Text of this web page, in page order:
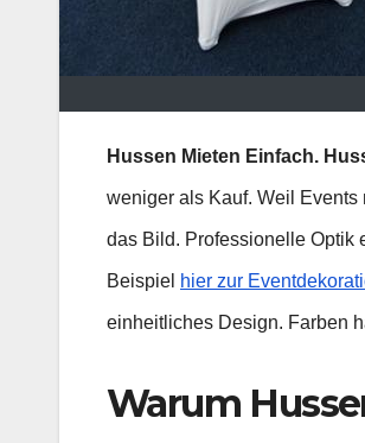
Hussen Mieten Einfach.
weniger als Kauf. Weil
das Bild. Professionelle Optik
Beispiel hier zur
einheitliches Design. Farben
Warum